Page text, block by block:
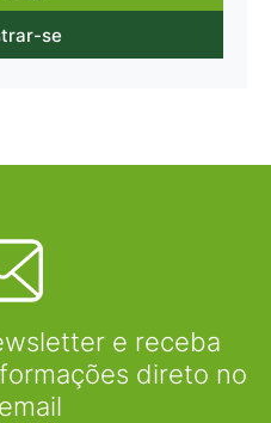
se
e receba
direto no